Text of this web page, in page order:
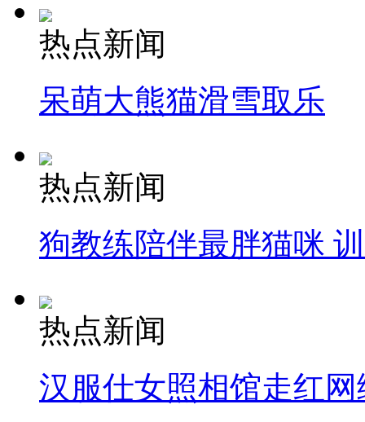
热点新闻
呆萌大熊猫滑雪取乐
热点新闻
狗教练陪伴最胖猫咪
热点新闻
汉服仕女照相馆走红网